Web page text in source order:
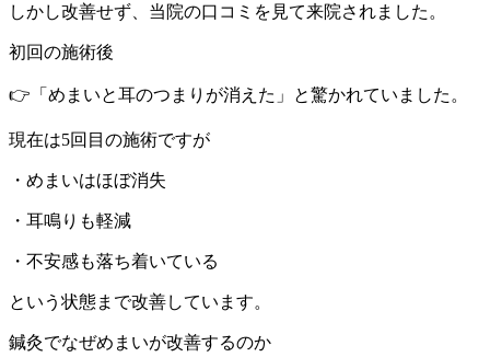
しかし改善せず、当院の口コミを見て来院されました。
初回の施術後
👉「めまいと耳のつまりが消えた」と驚かれていました。
現在は5回目の施術ですが
・めまいはほぼ消失
・耳鳴りも軽減
・不安感も落ち着いている
という状態まで改善しています。
鍼灸でなぜめまいが改善するのか